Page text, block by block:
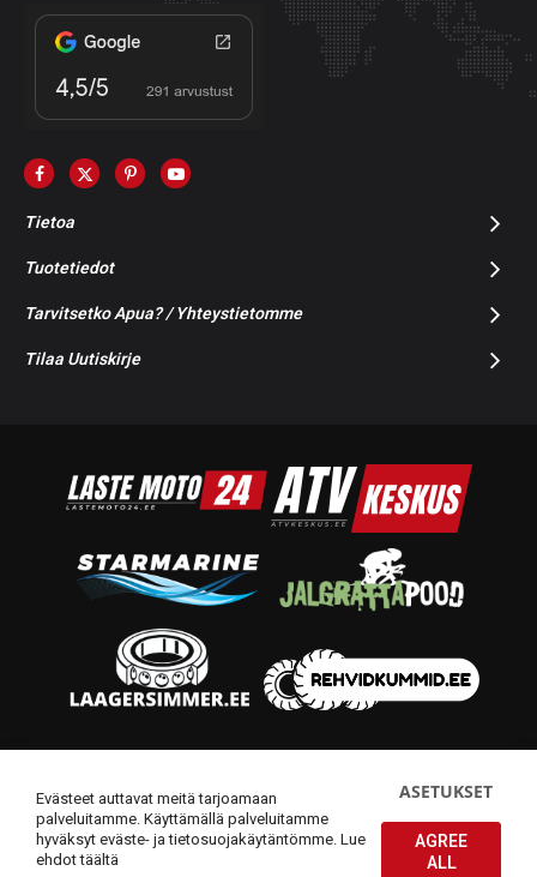
Tietoa
Tuotetiedot
Tarvitsetko Apua? / Yhteystietomme
Tilaa Uutiskirje
Evästeet auttavat meitä tarjoamaan
palveluitamme. Käyttämällä palveluitamme
hyväksyt eväste- ja tietosuojakäytäntömme.Lue
ehdot täältä
ASETUKSET
AGREE
ALL